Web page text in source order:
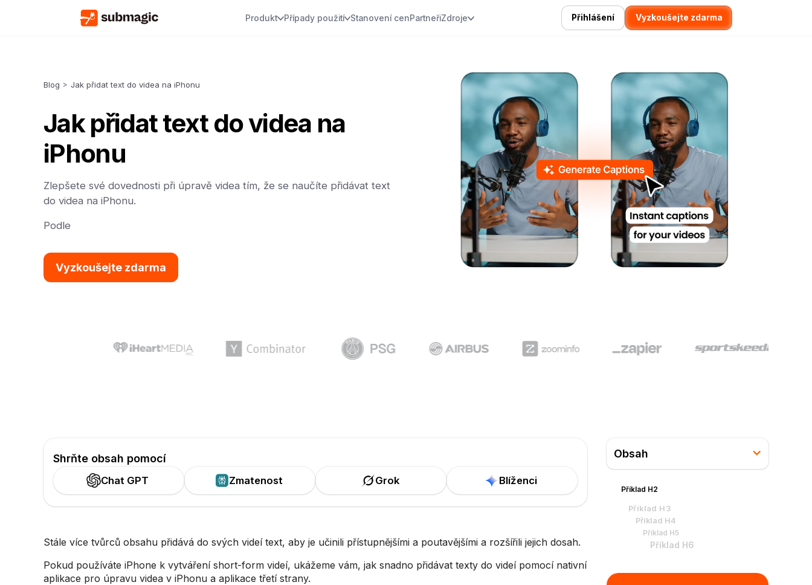
Produkt Případy použití Stanovení cenPartneřiZdroje Přihlášení Vyzkoušejte zdarma
Blog > Jak přidat text do videa na iPhonu
Jak přidat text do videa na
iPhonu
Zlepšete své dovednosti při úpravě videa tím, že se naučíte přidávat text
do videa na iPhonu.
Podle
Vyzkoušejte zdarma
Shrňte obsah pomocí
Chat GPT Zmatenost Grok Blíženci
Stále více tvůrců obsahu přidává do svých videí text, aby je učinili přístupnějšími a poutavějšími a rozšířili jejich dosah.
Pokud používáte iPhone k vytváření short-form videí, ukážeme vám, jak snadno přidávat texty do videí pomocí nativní
aplikace pro úpravu videa v iPhonu a aplikace třetí strany.
Obsah
Příklad H2
Příklad H3
Příklad H4
Příklad H5
Příklad H6